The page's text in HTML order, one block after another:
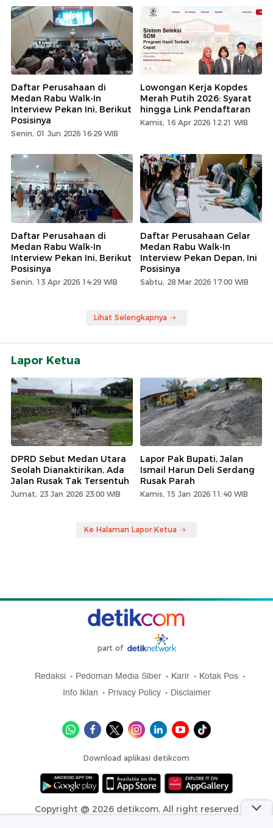
Daftar Perusahaan di
Medan Rabu Walk-In
Interview Pekan Ini, Berikut
Posisinya
Senin, 01 Jun 2026 16:29 WIB
Lowongan Kerja Kopdes
Merah Putih 2026: Syarat
hingga Link Pendaftaran
Kamis, 16 Apr 2026 12:21 WIB
Daftar Perusahaan di
Medan Rabu Walk-In
Interview Pekan Ini, Berikut
Posisinya
Senin, 13 Apr 2026 14:29 WIB
Daftar Perusahaan Gelar
Medan Rabu Walk-In
Interview Pekan Depan, Ini
Posisinya
Sabtu, 28 Mar 2026 17:00 WIB
Lihat Selengkapnya
Lapor Ketua
DPRD Sebut Medan Utara
Seolah Dianaktirikan, Ada
Jalan Rusak Tak Tersentuh
Jumat, 23 Jan 2026 23:00 WIB
Lapor Pak Bupati, Jalan
Ismail Harun Deli Serdang
Rusak Parah
Kamis, 15 Jan 2026 11:40 WIB
Ke Halaman Lapor Ketua
part of
Redaksi Pedoman Media Siber Karir
Kotak Pos
Info Iklan
Privacy Policy Disclaimer
Download aplikasi detikcom
Copyright @ 2026 detikcom, All right reserved